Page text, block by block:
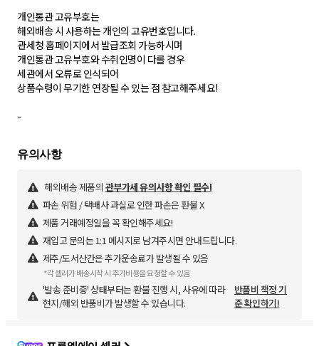
개인통관 고유부호는
해외배송 시 사용하는 개인의 고유번호입니다.
관세청 홈페이지에서 발급조회 가능하시며
개인통관 고유부호와 수취인명이 다를 경우
세관에서 오류로 인식되어
상품수령이 무기한 연장될 수 있는 점 참고해주세요!
-
유의사항
해외배송 제품의 관부가세 유의사항 확인 필수!
파손 위험 / 택배사 과실로 인한 파손은 환불 X
제품 거래예정일을 꼭 확인해주세요!
재입고 문의는 1:1 메시지로 남겨주시면 안내드립니다.
제주/도서산간은 추가운송료가 발생될 수 있음
*각 셀러가 배송시작 시 추가비용을 요청할 수 있음
'발송 준비중' 상태부터는 환불 진행 시, 사유에 따라
현지/해외 반품비가 발생할 수 있습니다.
반품비 책정 기
준 확인하기!